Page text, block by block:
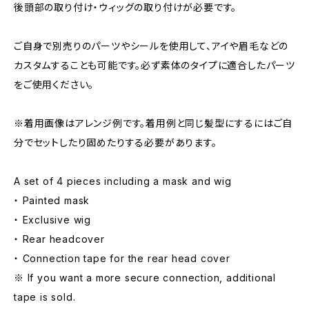
後頭部の取り付け・ウィッグの取り付けが必要です。
ご自身で別売りのパーツやシールを使用して、アイや眉毛などの
カスタムすることも可能です。必ず素体のタイプに適合したパーツ
をご使用ください。
※着用画像はアレンジ例です。着用例と同じ髪型にするにはご自
分でセットしたり固めたりする必要があります。
A set of 4 pieces including a mask and wig
・ Painted mask
・ Exclusive wig
・ Rear headcover
・ Connection tape for the rear head cover
※ If you want a more secure connection, additional
tape is sold.